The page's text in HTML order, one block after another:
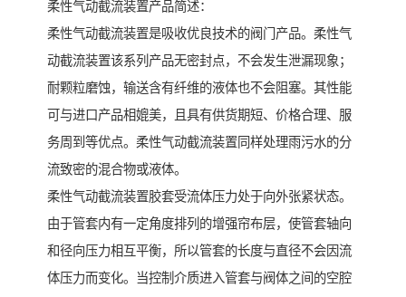
柔性气动截流装置产品简述：
柔性气动截流装置是吸收优良技术的阀门产品。柔性气
动截流装置该系列产品无密封点，不会发生泄漏现象；
耐颗粒磨蚀，输送含有纤维的液体也不会阻塞。其性能
可与进口产品相媲美，且具有供货期短、价格合理、服
务周到等优点。柔性气动截流装置同样处理雨污水的分
流致密的混合物或液体。
柔性气动截流装置胶套受流体压力处于向外张紧状态。
由于管套内有一定角度排列的增强帘布层，使管套轴向
和径向压力相互平衡，所以管套的长度与直径不会因流
体压力而变化。当控制介质进入管套与阀体之间的空腔